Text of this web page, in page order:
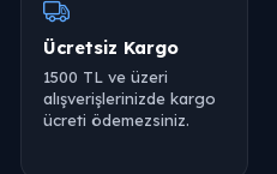
Ücretsiz Kargo
1500 TL ve üzeri
alışverişlerinizde kargo
ücreti ödemezsiniz.